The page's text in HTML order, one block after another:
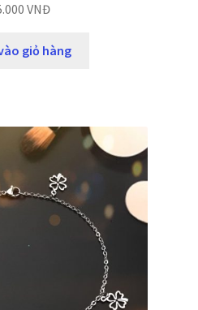
VNĐ
giỏ hàng